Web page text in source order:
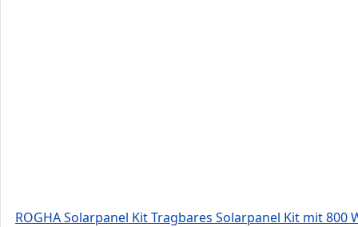
ROGHA Solarpanel Kit Tragbares Solarpanel Kit mit 800